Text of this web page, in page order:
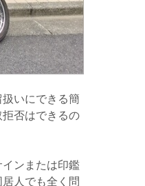
いにできる簡
否はできるの
ンまたは印鑑
人でも全く問